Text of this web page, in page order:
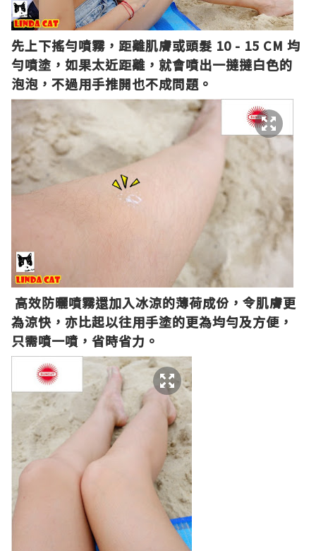
先上下搖勻噴霧，距離肌膚或頭髮 10 - 15 CM 均
勻噴塗，如果太近距離，就會噴出一撻撻白色的
泡泡，不過用手推開也不成問題。
高效防曬噴霧還加入冰涼的薄荷成份，令肌膚更
為涼快，亦比起以往用手塗的更為均勻及方便，
只需噴一噴，省時省力。